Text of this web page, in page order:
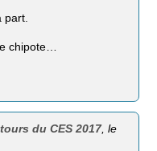
part.
chipote…
du CES 2017, le